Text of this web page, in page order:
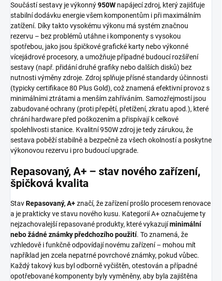
Součástí sestavy je výkonný950W napájecí zdroj, který zajišťuje
stabilní dodávku energie všem komponentům i při maximálním
zatížení. Díky takto vysokému výkonu má systém značnou
rezervu – bez problémů utáhne i komponenty s vysokou
spotřebou, jako jsou špičkové grafické karty nebo výkonné
vícejádrové procesory, a umožňuje případné budoucí rozšíření
sestavy (např. přidání druhé grafiky nebo dalších disků) bez
nutnosti výměny zdroje. Zdroj splňuje přísné standardy účinnosti
(typicky certifikace 80 Plus Gold), což znamená efektivní provoz s
minimálními ztrátami a menším zahříváním. Samozřejmostí jsou
zabudované ochrany (proti přepětí, přetížení, zkratu apod.), které
chrání hardware před poškozením a přispívají k celkové
spolehlivosti stanice. Kvalitní 950W zdroj je tedy zárukou, že
sestava poběží stabilně a bezpečně za všech okolností a poskytne
výkonovou rezervu i pro budoucí upgrade.
Repasovaný, A+ – stav nového zařízení,
špičková kvalita
StavRepasovaný, A+značí, že zařízení prošlo procesem renovace
a je prakticky ve stavu nového kusu. Kategorií A+ označujeme ty
nejzachovalejší repasované produkty, které vykazujíminimální
nebo žádné známky předchozího použití. To znamená, že
vzhledově i funkčně odpovídají novému zařízení – mohou mít
například jen zcela nepatrné povrchové známky, pokud vůbec.
Každý takový kus byl odborně vyčištěn, otestován a případné
opotřebované komponenty byly vyměněny, aby byla zajištěna